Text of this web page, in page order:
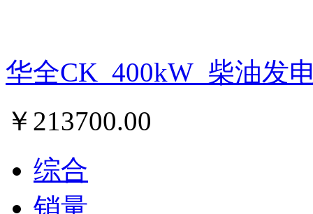
华全CK_400kW_柴油发
￥ 213700.00
综合
销量